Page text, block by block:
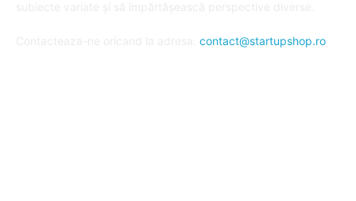
contact@startupshop.ro